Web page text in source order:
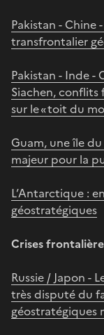
Pakistan - Chine
transfrontalier
Pakistan - Inde -
Siachen,
sur le « toit du
Guam, une île
majeur pour la
L’Antarctique :
géostratégiques
Crises
Russie / Japon -
très disputé du
géostratégiques